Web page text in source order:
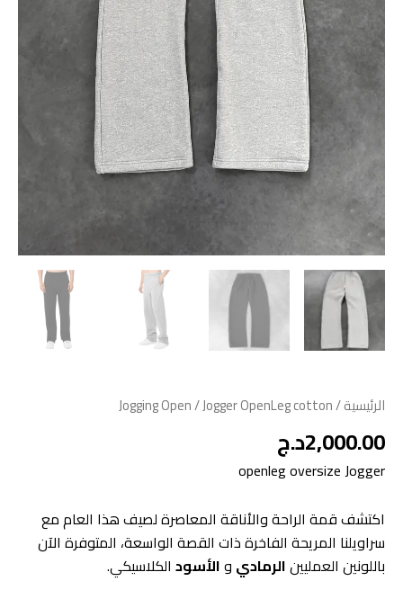
الرئيسية/
Jogging Open/ Jogger OpenLeg cotton
2,000.00د.ج
openleg oversize Jogger
اكتشف قمة الراحة والأناقة المعاصرة لصيف هذا العام مع
سراويلنا المريحة الفاخرة ذات القصة الواسعة، المتوفرة الآن
باللونين العمليينالرمادي والأسود الكلاسيكي.